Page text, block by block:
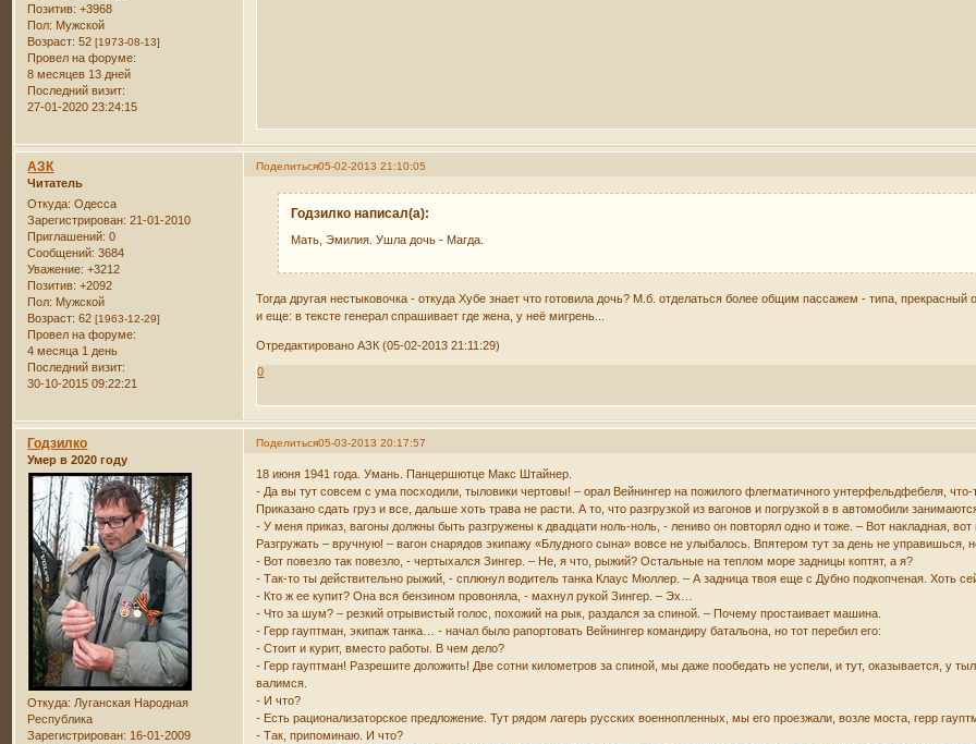
Позитив: +3968
Пол: Мужской
Возраст: 52[1973-08-13]
Провел на форуме:
8 месяцев 13 дней
Последний визит:
27-01-2020 23:24:15
Поделиться05-02-2013 21:10:05
АЗК
Читатель
Откуда: Одесса
Зарегистрирован: 21-01-2010
Приглашений: 0
Сообщений: 3684
Уважение: +3212
Позитив: +2092
Пол: Мужской
Возраст: 62[1963-12-29]
Провел на форуме:
4 месяца 1 день
Последний визит:
30-10-2015 09:22:21
Годзилко написал(а):
Мать, Эмилия. Ушла дочь - Магда.
Тогда другая нестыковочка - откуда Хубе знает что готовила дочь? М.б. отделаться более общим пассажем - типа, прекрасный
и еще: в тексте генерал спрашивает где жена, у неё мигрень...
Отредактировано АЗК (05-02-2013 21:11:29)
0
Поделиться05-03-2013 20:17:57
Годзилко
Умер в 2020 году
Откуда: Луганская Народная
Республика
Зарегистрирован: 16-01-2009
18 июня 1941 года. Умань. Панцершютце Макс Штайнер.
- Да вы тут совсем с ума посходили, тыловики чертовы! – орал Вейнингер на пожилого флегматичного унтерфельдфебеля,
Приказано сдать груз и все, дальше хоть трава не расти. А то, что разгрузкой из вагонов и погрузкой в в автомобили
- У меня приказ, вагоны должны быть разгружены к двадцати ноль-ноль, - лениво он повторял одно и тоже. – Вот накладная,
Разгружать – вручную! – вагон снарядов экипажу «Блудного сына» вовсе не улыбалось. Впятером тут за день не управишься,
- Вот повезло так повезло, - чертыхался Зингер. – Не, я что, рыжий? Остальные на теплом море задницы коптят, а я?
- Так-то ты действительно рыжий, - сплюнул водитель танка Клаус Мюллер. – А задница твоя еще с Дубно подкопченая. Хоть
- Кто ж ее купит? Она вся бензином провоняла, - махнул рукой Зингер. – Эх…
- Что за шум? – резкий отрывистый голос, похожий на рык, раздался за спиной. – Почему простаивает машина.
- Герр гауптман, экипаж танка… - начал было рапортовать Вейнингер командиру батальона, но тот перебил его:
- Стоит и курит, вместо работы. В чем дело?
- Герр гауптман! Разрешите доложить! Две сотни километров за спиной, мы даже пообедать не успели, и тут, оказывается, у
валимся.
- И что?
- Есть рационализаторское предложение. Тут рядом лагерь русских военнопленных, мы его проезжали, возле моста, герр
- Так, припоминаю. И что?